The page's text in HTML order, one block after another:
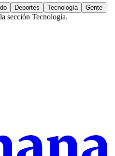
Deportes Tecnología Gente
sección Tecnología.